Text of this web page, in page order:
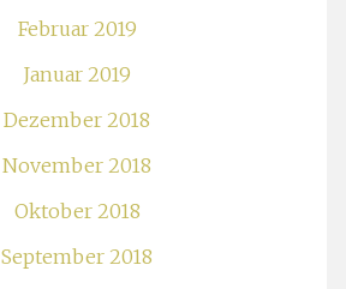
Februar 2019
Januar 2019
Dezember 2018
November 2018
Oktober 2018
September 2018